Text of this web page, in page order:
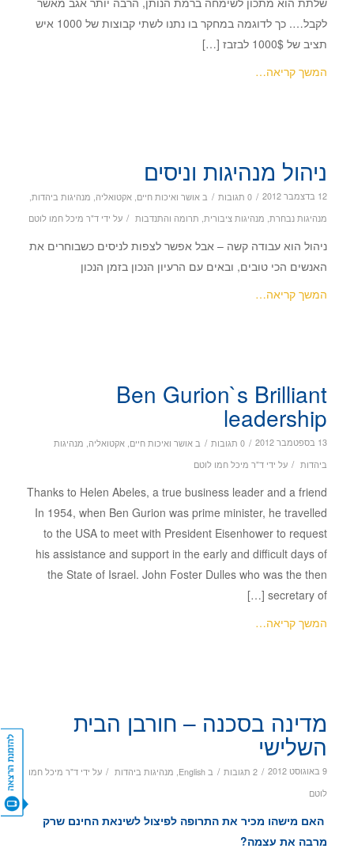
לקבל…. כך לדוגמה במחקר בו נתנו לשתי קבוצות של 1000 איש
תציב של 1000$ לבזבז […]
המשך קריאה…
ניהול מנהיגות וניסים
12 בדצמבר 2012 / 0 תגובות / באושר ואיכות חיים,אקטואליה, מנהיגות ביהדות,
מנהיגות נבחרת, מנהיגות ציבורית, תרומה והתנדבות / על ידיד"ר מיכל חמו לוטם
ניהול הוא עבודה קשה – אבל אפשר לצפות לניסים כשבוחרים את
האנשים הכי טובים, ובאים עם הרעיון הנכון בזמן הנכון
המשך קריאה…
Ben Gurion`s Brilliant
leadership
13 בספטמבר 2012 / 0 תגובות / באושר ואיכות חיים,אקטואליה, מנהיגות
ביהדות / על ידיד"ר מיכל חמו לוטם
Thanks to Helen Abeles, a true business leader and a friend
In 1954, when Ben Gurion was prime minister, he travelled
to the USA to meet with President Eisenhower to request
his assistance and support in the early and difficult days of
the State of Israel. John Foster Dulles who was the then
secretary of […]
המשך קריאה…
מדינה בסכנה – חורבן הבית
השלישי
9 באוגוסט 2012 / 2 תגובות / בEnglish
, מנהיגות ביהדות / על ידיד"ר מיכל חמו
לוטם
האם מישהו מכיר את התרופה לפיצול לשינאת החינם שרק
מרבה את עצמה?
CONTACT US